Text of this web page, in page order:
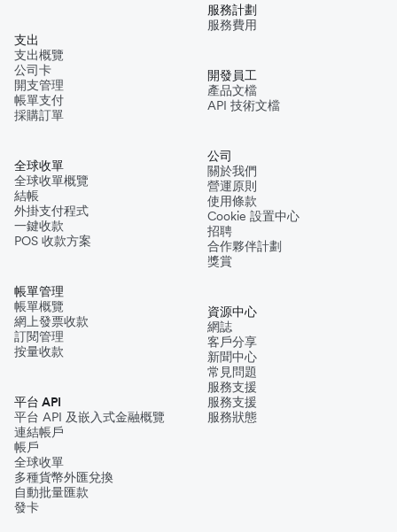
支出
支出概覽
公司卡
開支管理
帳單支付
採購訂單
全球收單
全球收單概覽
結帳
外掛支付程式
一鍵收款
POS 收款方案
帳單管理
帳單概覽
網上發票收款
訂閱管理
按量收款
平台 API
平台 API 及嵌入式金融概覽
連結帳戶
帳戶
全球收單
多種貨幣外匯兌換
自動批量匯款
發卡
服務計劃
服務費用
開發員工
產品文檔
API 技術文檔
公司
關於我們
營運原則
使用條款
Cookie 設置中心
招聘
合作夥伴計劃
獎賞
資源中心
網誌
客戶分享
新聞中心
常見問題
服務支援
服務支援
服務狀態